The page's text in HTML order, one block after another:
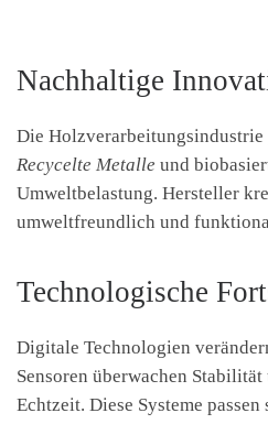
Nachhaltige
Die
Recycelte Metalle und
Umweltbelastung. Hersteller
umweltfreundlich und
Technologische
Digitale Technologien
Sensoren überwachen
Echtzeit. Diese Systeme